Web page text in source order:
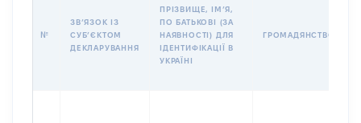
№
ЗВʼЯЗОК ІЗ
СУБʼЄКТОМ
ДЕКЛАРУВАННЯ
ПРІЗВИЩЕ, ІМʼЯ,
ПО БАТЬКОВІ (ЗА
НАЯВНОСТІ) ДЛЯ
ІДЕНТИФІКАЦІЇ В
УКРАЇНІ
ГРОМАДЯНСТВО